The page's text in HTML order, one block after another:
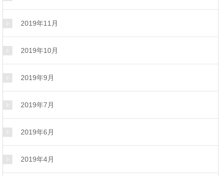
2019年11月
2019年10月
2019年9月
2019年7月
2019年6月
2019年4月